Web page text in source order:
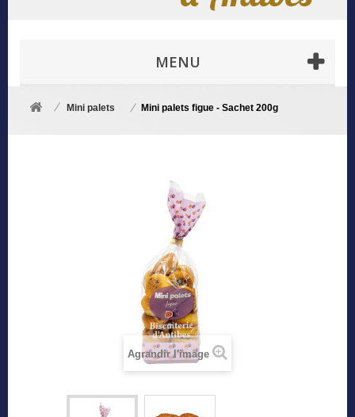
MENU
Mini palets Mini palets figue - Sachet 200g
Agrandir l'image